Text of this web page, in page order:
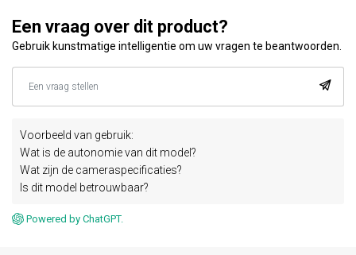
Een vraag over dit product?
Gebruik kunstmatige intelligentie om uw vragen te beantwoorden.
Voorbeeld van gebruik:
Wat is de autonomie van dit model?
Wat zijn de cameraspecificaties?
Is dit model betrouwbaar?
Powered by ChatGPT.